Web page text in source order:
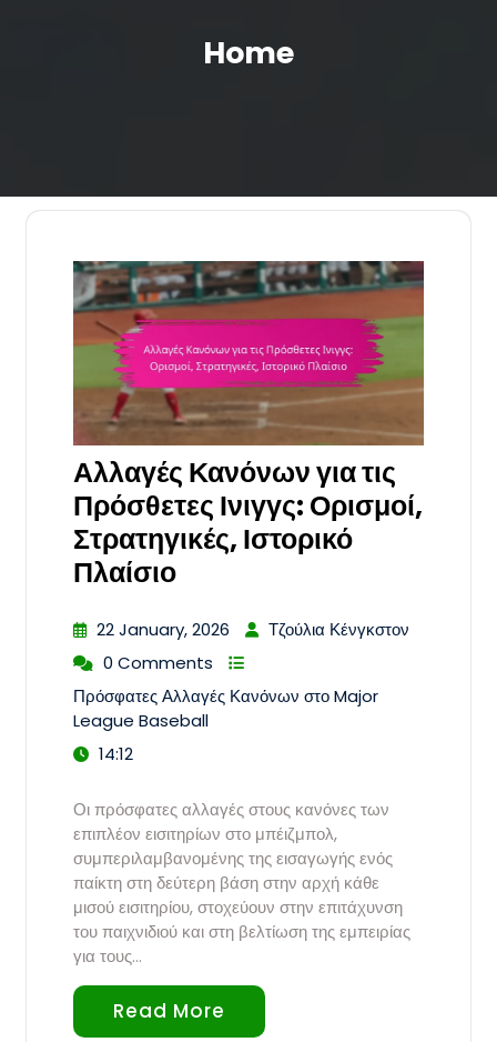
Home
Αλλαγές Κανόνων για τις
Πρόσθετες Ινιγγς: Ορισμοί,
Στρατηγικές, Ιστορικό
Πλαίσιο
22 January, 2026
Τζούλια Κένγκστον
0 Comments
Πρόσφατες Αλλαγές Κανόνων στο Major
League Baseball
14:12
Οι πρόσφατες αλλαγές στους κανόνες των
επιπλέον εισιτηρίων στο μπέιζμπολ,
συμπεριλαμβανομένης της εισαγωγής ενός
παίκτη στη δεύτερη βάση στην αρχή κάθε
μισού εισιτηρίου, στοχεύουν στην επιτάχυνση
του παιχνιδιού και στη βελτίωση της εμπειρίας
για τους…
Read More